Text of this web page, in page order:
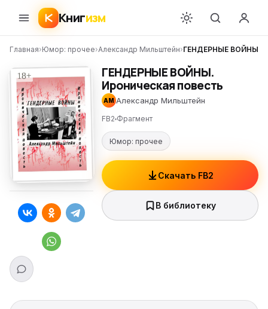
Книгизм
Главная›Юмор: прочее›Александр Мильштейн›ГЕНДЕРНЫЕ ВОЙНЫ.
ГЕНДЕРНЫЕ ВОЙНЫ.
Ироническая повесть
АМ Александр Мильштейн
FB2 Фрагмент
Юмор: прочее
Скачать FB2
В библиотеку